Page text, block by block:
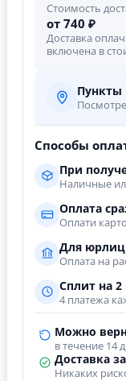
Стоимость
от 740 ₽
Доставка
включена в
Пункты
Способы
При
Наличные
Оплата
Оплати
Для юрлиц
Оплата на
Сплит на 2
4 платежа
Можно
в течение 14
Доставка
Никаких